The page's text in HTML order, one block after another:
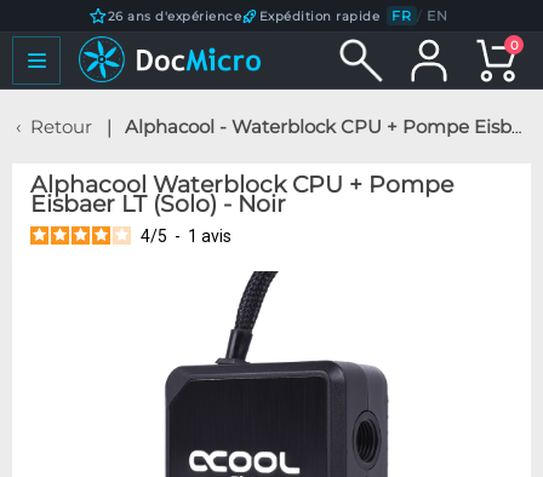
26 ans d'expérience Expédition rapide FR / EN
0
Retour Alphacool - Waterblock CPU + Pompe Eisbaer LT (Solo) - Noir
Alphacool Waterblock CPU + Pompe
Eisbaer LT (Solo) - Noir
4/5 - 1 avis